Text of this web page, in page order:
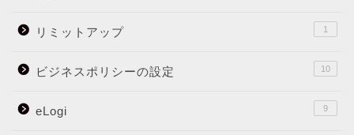
リミットアップ 1
ビジネスポリシーの設定 10
eLogi 9